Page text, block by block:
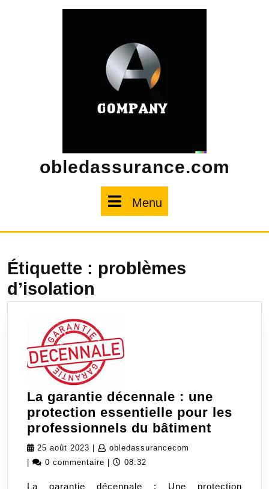
obledassurance.com
Menu
Étiquette : problèmes
d’isolation
La garantie décennale : une
protection essentielle pour les
professionnels du bâtiment
25 août 2023 25
août
obledassurancecom
0 commentaire 08:32
La garantie décennale : Une protection